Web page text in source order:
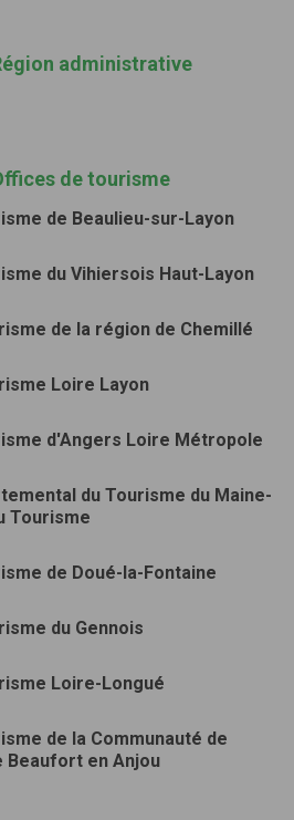
administrative
de tourisme
de Beaulieu-sur-Layon
du Vihiersois Haut-Layon
de la région de Chemillé
Loire Layon
d'Angers Loire Métropole
du Tourisme du Maine-
Tourisme
de Doué-la-Fontaine
du Gennois
Loire-Longué
de la Communauté de
Beaufort en Anjou